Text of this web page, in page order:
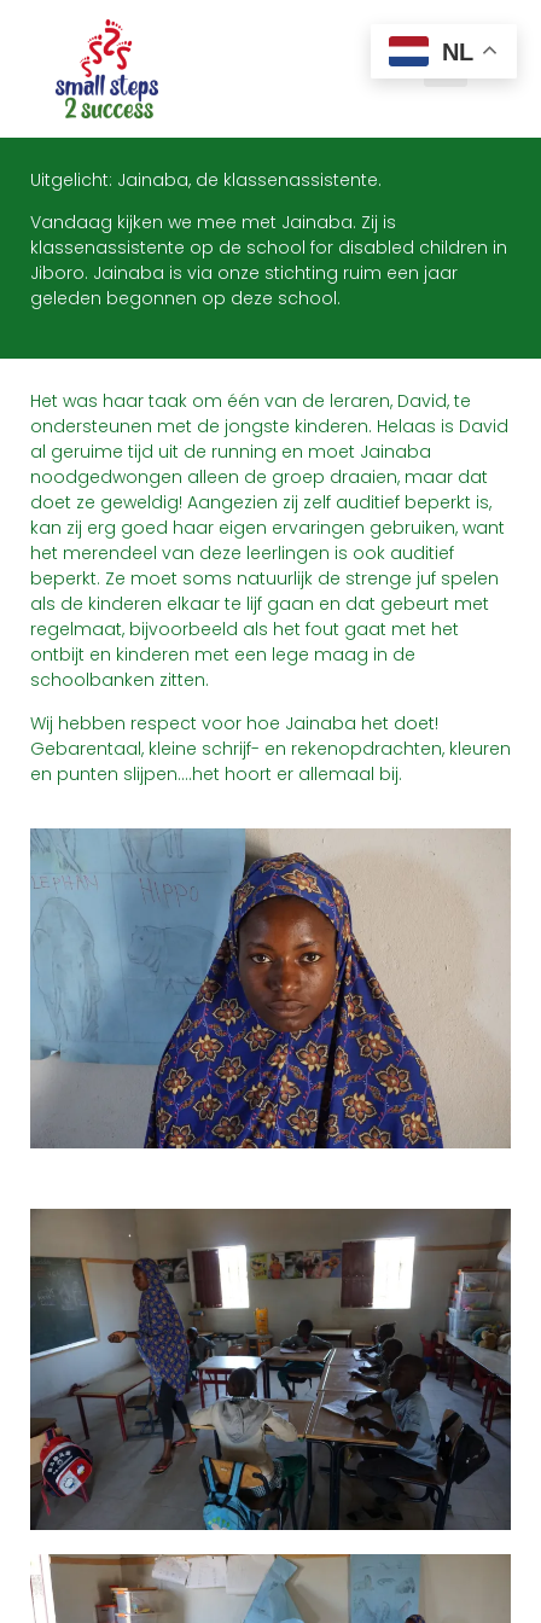
Uitgelicht: Jainaba, de klassenassistente.
Vandaag kijken we mee met Jainaba. Zij is
klassenassistente op de school for disabled children in
Jiboro. Jainaba is via onze stichting ruim een jaar
geleden begonnen op deze school.
Het was haar taak om één van de leraren, David, te
ondersteunen met de jongste kinderen. Helaas is David
al geruime tijd uit de running en moet Jainaba
noodgedwongen alleen de groep draaien, maar dat
doet ze geweldig! Aangezien zij zelf auditief beperkt is,
kan zij erg goed haar eigen ervaringen gebruiken, want
het merendeel van deze leerlingen is ook auditief
beperkt. Ze moet soms natuurlijk de strenge juf spelen
als de kinderen elkaar te lijf gaan en dat gebeurt met
regelmaat, bijvoorbeeld als het fout gaat met het
ontbijt en kinderen met een lege maag in de
schoolbanken zitten.
Wij hebben respect voor hoe Jainaba het doet!
Gebarentaal, kleine schrijf- en rekenopdrachten, kleuren
en punten slijpen….het hoort er allemaal bij.
NL